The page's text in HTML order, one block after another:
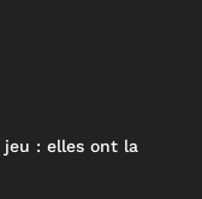
jeu : elles ont la